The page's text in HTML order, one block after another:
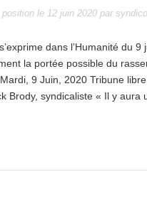
le 12 juin 2020 par
dans l’Humanité du
la portée possible du
9 Juin, 2020 Tribune
Brody, syndicaliste « Il y